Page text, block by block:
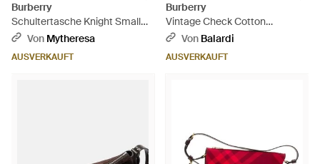
Burberry
Schultertasche Knight Small
Aus Veloursleder - Braun
Von Mytheresa
AUSVERKAUFT
Burberry
Vintage Check Cotton
Lambskin Beutel - Mehrfarbig
Von Balardi
AUSVERKAUFT